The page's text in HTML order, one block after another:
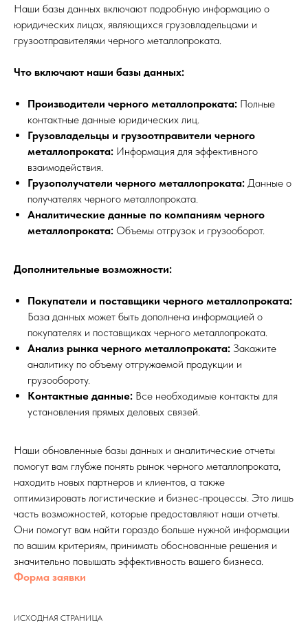
Наши базы данных включают подробную информацию о
юридических лицах, являющихся грузовладельцами и
грузоотправителями черного металлопроката.
Что включают наши базы данных:
Производители черного металлопроката: Полные
контактные данные юридических лиц.
Грузовладельцы и грузоотправители черного
металлопроката: Информация для эффективного
взаимодействия.
Грузополучатели черного металлопроката: Данные о
получателях черного металлопроката.
Аналитические данные по компаниям черного
металлопроката: Объемы отгрузок и грузооборот.
Дополнительные возможности:
Покупатели и поставщики черного металлопроката:
База данных может быть дополнена информацией о
покупателях и поставщиках черного металлопроката.
Анализ рынка черного металлопроката: Закажите
аналитику по объему отгружаемой продукции и
грузообороту.
Контактные данные: Все необходимые контакты для
установления прямых деловых связей.
Наши обновленные базы данных и аналитические отчеты
помогут вам глубже понять рынок черного металлопроката,
находить новых партнеров и клиентов, а также
оптимизировать логистические и бизнес-процессы. Это лишь
часть возможностей, которые предоставляют наши отчеты.
Они помогут вам найти гораздо больше нужной информации
по вашим критериям, принимать обоснованные решения и
значительно повышать эффективность вашего бизнеса.
Форма заявки
ИСХОДНАЯ СТРАНИЦА